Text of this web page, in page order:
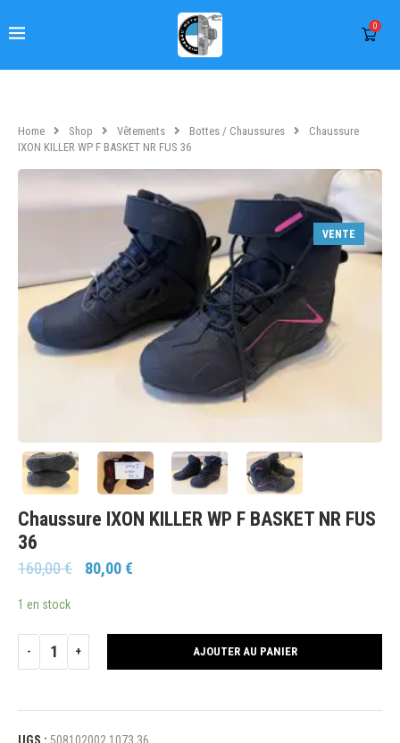
0
Home Shop Vêtements Bottes / Chaussures
Chaussure
IXON KILLER WP F BASKET NR FUS 36
VENTE
Chaussure IXON KILLER WP F BASKET NR FUS
36
160,00€ 80,00€
1 en stock
AJOUTER AU PANIER
UGS : 508102002 1073 36